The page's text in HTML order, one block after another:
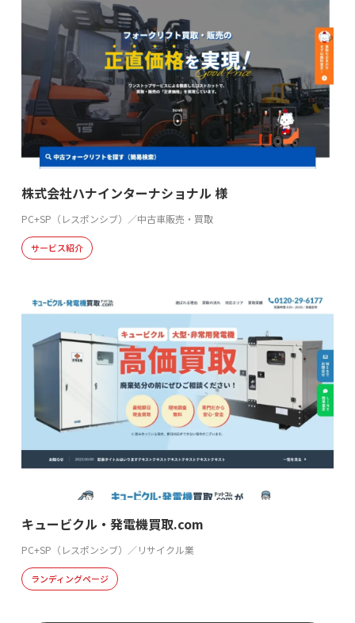
株式会社ハナインターナショナル 様
PC+SP（レスポンシブ）／中古車販売・買取
サービス紹介
キュービクル・発電機買取.com
PC+SP（レスポンシブ）／リサイクル業
ランディングページ